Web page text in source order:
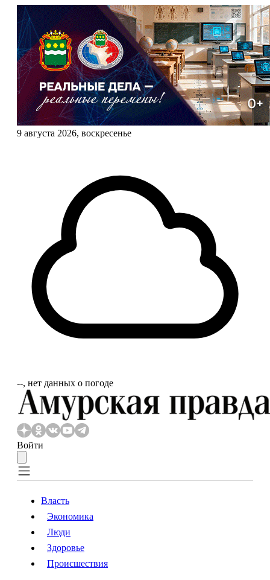
9 августа 2026, воскресенье
‐‐, нет данных о погоде
Войти
Власть
Происшествия
Власть
Экономика
Люди
Здоровье
Происшествия